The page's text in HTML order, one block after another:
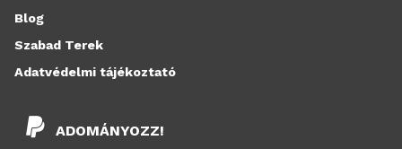
ADOMÁNYOZZ!
Blog
Szabad Terek
Adatvédelmi tájékoztató